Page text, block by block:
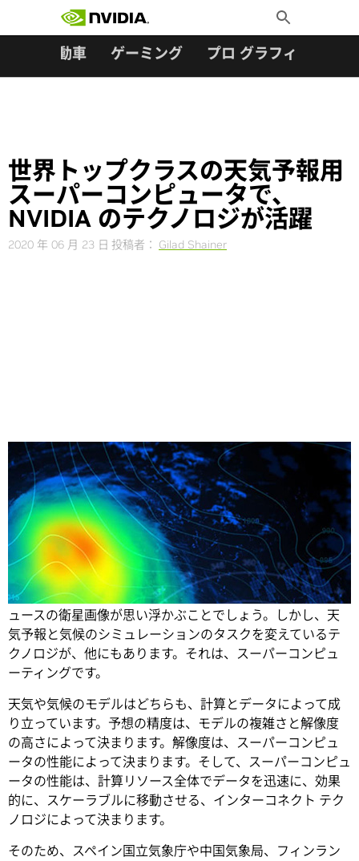
Toggle
Search
自動車 ゲーミング プロ グラフィックス
世界トップクラスの天気予報用
スーパーコンピュータで、
NVIDIA のテクノロジが活躍
2020 年 06 月 23 日 投稿者： Gilad Shainer
Share
天気予報のことを考えてみてください。おそらく地域のニ
ュースの衛星画像が思い浮かぶことでしょう。
しかし、天
気予報と気候のシミュレーションのタスクを変えているテ
クノロジが、他にもあります。それは、スーパーコンピュ
ーティングです。
天気や気候のモデルはどちらも、計算とデータによって成
り立っています。予想の精度は、モデルの複雑さと解像度
の高さによって決まります。解像度は、スーパーコンピュ
ータの性能によって決まります。そして、スーパーコンピュ
ータの性能は、計算リソース全体でデータを迅速に、効果
的に、スケーラブルに移動させる、インターコネクト テク
ノロジによって決まります。
そのため、スペイン国立気象庁や中国気象局、フィンラン